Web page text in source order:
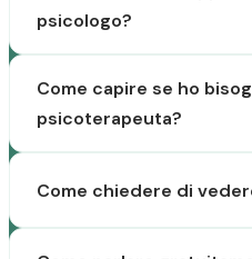
psicologo?
Come capire se ho
psicoterapeuta?
Come chiedere di